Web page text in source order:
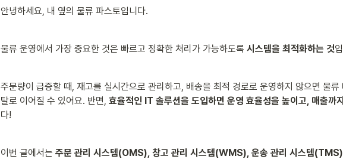
안녕하세요, 내 옆의 물류 파스토입니다.
물류 운영에서 가장 중요한 것은 빠르고 정확한 처리가 가능하도록 시스템을 최적화하는 것
주문량이 급증할 때, 재고를 실시간으로 관리하고, 배송을 최적 경로로 운영하지 않으면 물류
탈로 이어질 수 있어요. 반면, 효율적인 IT 솔루션을 도입하면 운영 효율성을 높이고, 매출까
다!
이번 글에서는 주문 관리 시스템(OMS), 창고 관리 시스템(WMS), 운송 관리 시스템(TMS)